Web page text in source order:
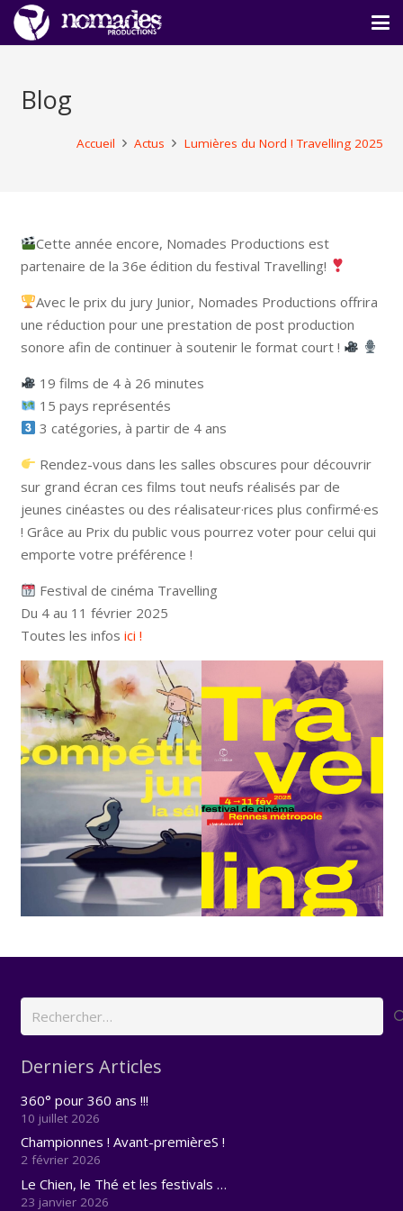
Blog
Accueil Actus Lumières du Nord ! Travelling 2025
Cette année encore, Nomades Productions est
partenaire de la 36e édition du festival Travelling!
Avec le prix du jury Junior, Nomades Productions offrira
une réduction pour une prestation de post production
sonore afin de continuer à soutenir le format court !
19 films de 4 à 26 minutes
15 pays représentés
3 catégories, à partir de 4 ans
Rendez-vous dans les salles obscures pour découvrir
sur grand écran ces films tout neufs réalisés par de
jeunes cinéastes ou des réalisateur·rices plus confirmé·es
! Grâce au Prix du public vous pourrez voter pour celui qui
emporte votre préférence !
Festival de cinéma Travelling
Du 4 au 11 février 2025
Toutes les infos ici !
Rechercher :
Derniers Articles
360° pour 360 ans !!!
10 juillet 2026
Championnes ! Avant-premièreS !
2 février 2026
Le Chien, le Thé et les festivals …
23 janvier 2026